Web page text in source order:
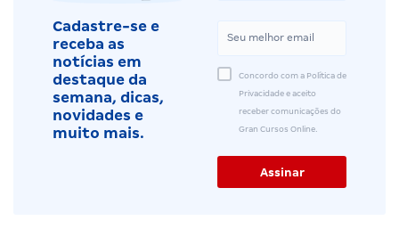
Cadastre-se e
receba as
notícias em
destaque da
semana, dicas,
novidades e
muito mais.
Concordo com a Política de
Privacidade e aceito
receber comunicações do
Gran Cursos Online.